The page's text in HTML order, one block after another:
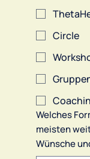
Circle
Welches
meisten
Wünsche